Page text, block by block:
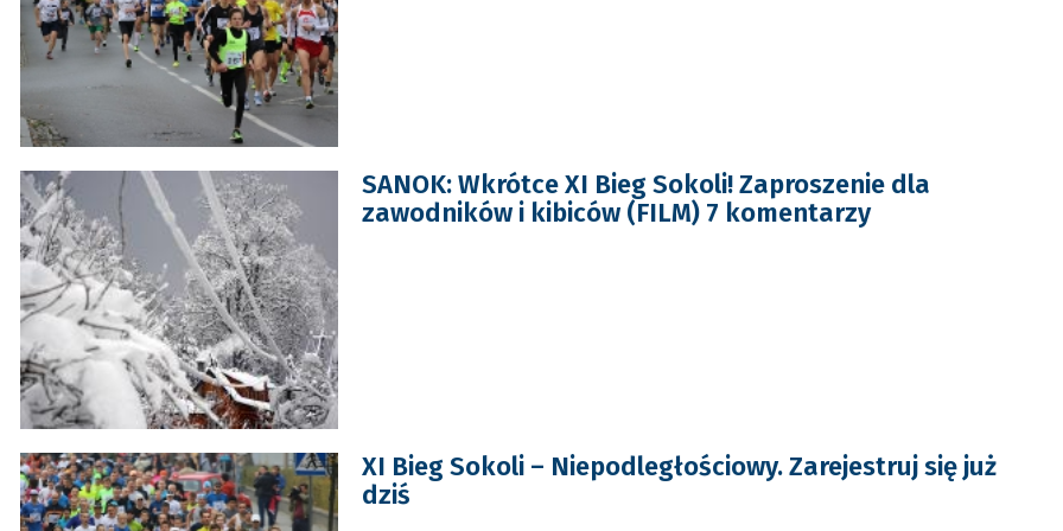
SANOK: Wkrótce XI Bieg Sokoli! Zaproszenie dla
zawodników i kibiców (FILM) 7 komentarzy
XI Bieg Sokoli – Niepodległościowy. Zarejestruj się już
dziś